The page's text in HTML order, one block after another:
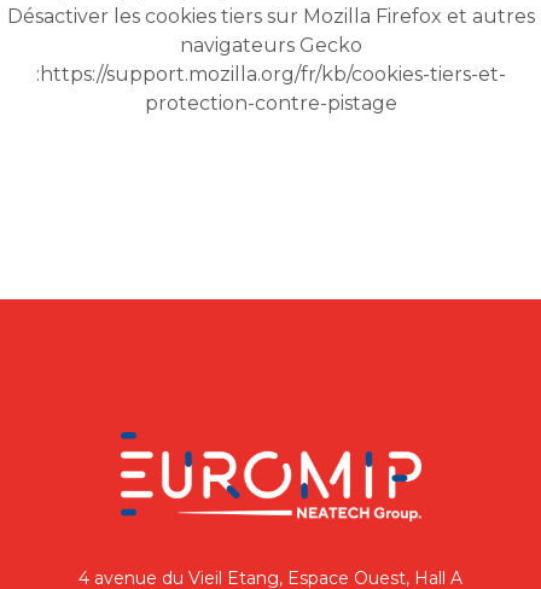
Désactiver les cookies tiers sur Mozilla Firefox et autres
navigateurs Gecko
: https://support.mozilla.org/fr/kb/cookies-tiers-et-
protection-contre-pistage
4 avenue du Vieil Etang, Espace Ouest, Hall A